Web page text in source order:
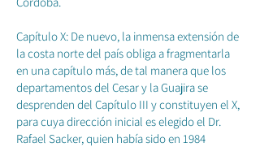
Capítulo X: De nuevo, la inmensa extensión de
la costa norte del país obliga a fragmentarla
en una capítulo más, de tal manera que los
departamentos del Cesar y la Guajira se
desprenden del Capítulo III y constituyen el X,
para cuya dirección inicial es elegido el Dr.
Rafael Sacker, quien había sido en 1984